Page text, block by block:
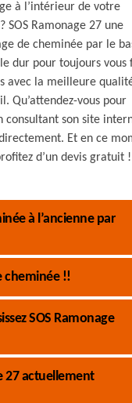
à l’intérieur de votre
SOS Ramonage 27 une
de cheminée par le
dur pour toujours vous
avec la meilleure
Qu’attendez-vous pour
consultant son site
Et en ce
d’un devis gratuit
à l’ancienne par
cheminée !!
SOS Ramonage
27 actuellement